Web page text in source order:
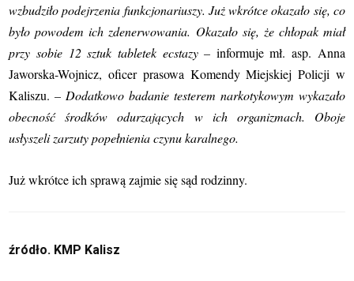
wzbudziło podejrzenia funkcjonariuszy. Już wkrótce okazało się, co
było powodem ich zdenerwowania. Okazało się, że chłopak miał
przy sobie 12 sztuk tabletek ecstazy – informuje mł. asp. Anna
Jaworska-Wojnicz, oficer prasowa Komendy Miejskiej Policji w
Kaliszu.– Dodatkowo badanie testerem narkotykowym wykazało
obecność środków odurzających w ich organizmach. Oboje
usłyszeli zarzuty popełnienia czynu karalnego.
Już wkrótce ich sprawą zajmie się sąd rodzinny.
źródło. KMP Kalisz